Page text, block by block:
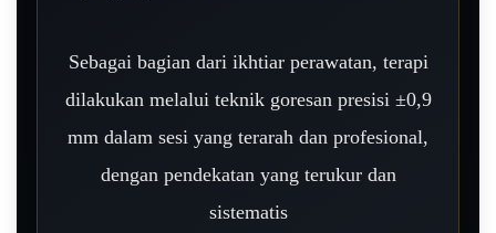
Sebagai bagian dari ikhtiar perawatan, terapi
dilakukan melalui teknik goresan presisi ±0,9
mm dalam sesi yang terarah dan profesional,
dengan pendekatan yang terukur dan
sistematis